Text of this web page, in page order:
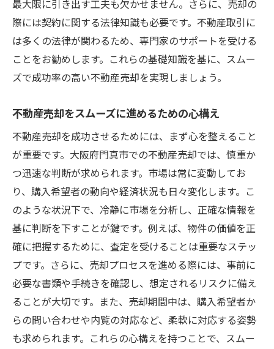
市場トレンドを活かした売却タイミングの
門真市の不動産需要と供給のバランスを考
慮する
不動産市場の変化に対応する柔軟な売却戦
略
門真市での売却を成功させるための市場理
解
効果的な不動産売却プロセスでローン負担を軽
減する方法
売却プロセスを効率化するためのステップ
ローン負担を減らすためのプロセス改善法
売却の各段階で重要なポイントを押さえる
スムーズな売却を実現するためのプロセス
設計
ローン返済への影響を最小限に抑える売却
最大限に引き出す工夫も欠かせません。さらに、売却の
際には契約に関する法律知識も必要です。不動産取引に
は多くの法律が関わるため、専門家のサポートを受ける
ことをお勧めします。これらの基礎知識を基に、スムー
ズで成功率の高い不動産売却を実現しましょう。
不動産売却をスムーズに進めるための心構え
不動産売却を成功させるためには、まず心を整えること
が重要です。大阪府門真市での不動産売却では、慎重か
つ迅速な判断が求められます。市場は常に変動してお
り、購入希望者の動向や経済状況も日々変化します。こ
のような状況下で、冷静に市場を分析し、正確な情報を
基に判断を下すことが鍵です。例えば、物件の価値を正
確に把握するために、査定を受けることは重要なステッ
プです。さらに、売却プロセスを進める際には、事前に
必要な書類や手続きを確認し、想定されるリスクに備え
ることが大切です。また、売却期間中は、購入希望者か
らの問い合わせや内覧の対応など、柔軟に対応する姿勢
も求められます。これらの心構えを持つことで、スムー